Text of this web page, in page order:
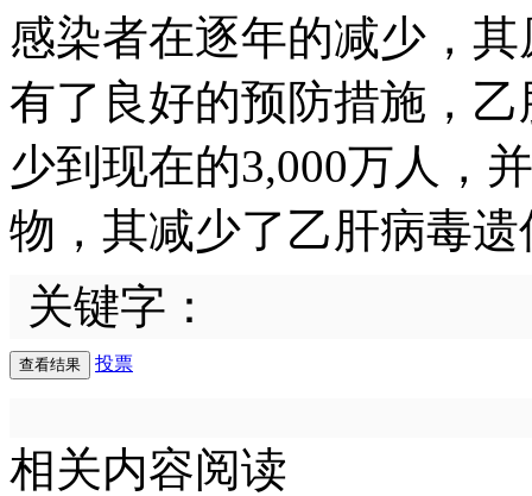
感染者在逐年的减少，
有了良好的预防措施，
少到现在的3,000万人，
物，其减少了乙肝病毒
关键字：
投票
相关内容阅读